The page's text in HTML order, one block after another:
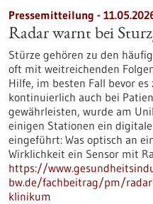
Pressemitteilung -
Radar warnt bei
Stürze gehören zu den
oft mit weitreichenden
Hilfe, im besten Fall bevor
kontinuierlich auch bei
gewährleisten, wurde am
einigen Stationen ein
eingeführt: Was optisch an
Wirklichkeit ein Sensor mit
https://
bw.de/fachbeitrag/pm/
klinikum